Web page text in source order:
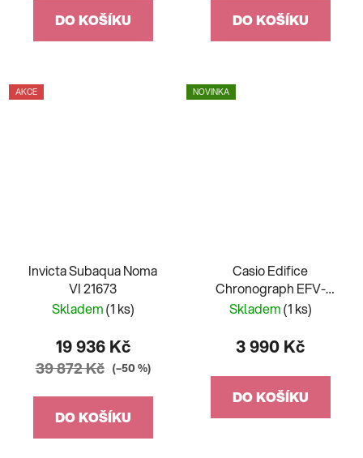
DO KOŠÍKU DO KOŠÍKU
AKCE
Invicta Subaqua Noma
VI 21673
Skladem(1 ks)
19 936 Kč
39 872 Kč (–50 %)
DO KOŠÍKU
NOVINKA
Casio Edifice
Chronograph EFV-
640DC-3AVUEF
Skladem(1 ks)
3 990 Kč
DO KOŠÍKU